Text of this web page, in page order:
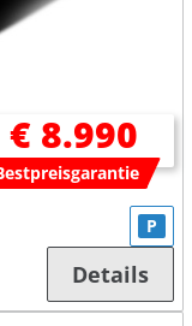
€ 8.990
P
Details